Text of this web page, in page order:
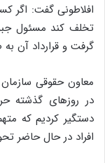
افلاطونی گفت: اگر
تخلف کند مسئول
گرفت و قرارداد آن
معاون حقوقی
در روزهای گذشته
دستگیر کردیم که
افراد در حال حاضر